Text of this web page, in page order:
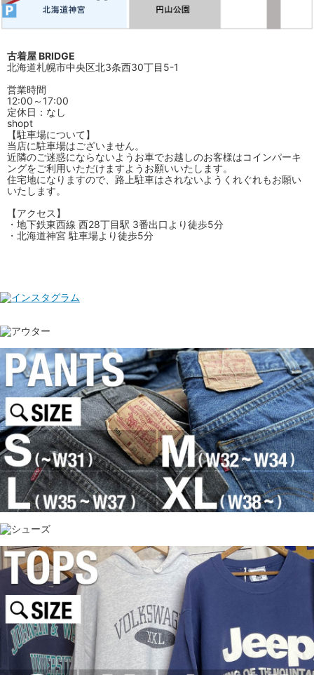
古着屋 BRIDGE
北海道札幌市中央区北3条西30丁目5-1
営業時間
12:00～17:00
定休日：なし
shopt
【駐車場について】
当店に駐車場はございません。
近隣のご迷惑にならないようお車でお越しのお客様はコインパーキ
ングをご利用いただけますようお願いいたします。
住宅地になりますので、路上駐車はされないようくれぐれもお願い
いたします。
【アクセス】
・地下鉄東西線 西28丁目駅 3番出口より徒歩5分
・北海道神宮 駐車場より徒歩5分